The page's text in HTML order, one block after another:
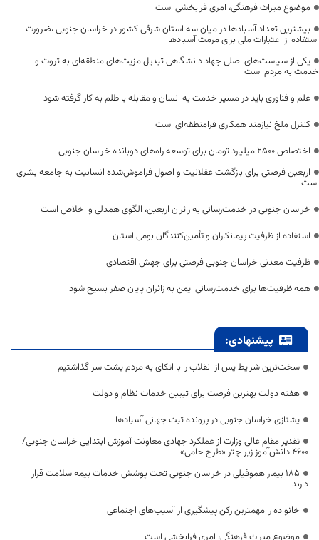
موضوع میراث فرهنگی، امری فرابخشی است
بیشترین تعداد آسبادها در میان سه استان شرقی کشور در خراسان جنوبی ،ضرورت
استفاده از اعتبارات ملی برای مرمت آسبادها
یکی از سیاست‌های اصلی جهاد دانشگاهی تبدیل مزیت‌های منطقه‌ای به ثروت و
خدمت به مردم است
علم و فناوری باید در مسیر خدمت به انسان و مقابله با ظلم به کار گرفته شود
کنترل ملخ نیازمند همکاری فرامنطقه‌ای است
اختصاص 2500 میلیارد تومان برای توسعه راه‌های دوبانده خراسان جنوبی
اربعین فرصتی برای بازگشت عقلانیت و اصول فراموش‌شده انسانیت به جامعه بشری
است
خراسان جنوبی در خدمت‌رسانی به زائران اربعین، الگوی همدلی و اخلاص است
استفاده از ظرفیت پیمانکاران و تأمین‌کنندگان بومی استان
ظرفیت معدنی خراسان جنوبی فرصتی برای جهش اقتصادی
همه ظرفیت‌ها برای خدمت‌رسانی ایمن به زائران پایان صفر بسیج شود
پیشنهادی:
سخت‌ترین شرایط پس از انقلاب را با اتکای به مردم پشت سر گذاشتیم
هفته دولت بهترین فرصت برای تبیین خدمات نظام و دولت
یشتازی خراسان جنوبی در پرونده ثبت جهانی آسبادها
تقدیر مقام عالی وزارت از عملکرد جهادی معاونت آموزش ابتدایی خراسان جنوبی/
۴۶۰۰ دانش‌آموز زیر چتر «طرح حامی»
۱۸۵ بیمار هموفیلی در خراسان جنوبی تحت پوشش خدمات بیمه سلامت قرار
دارند
خانواده را مهمترین رکن پیشگیری از آسیب‌های اجتماعی